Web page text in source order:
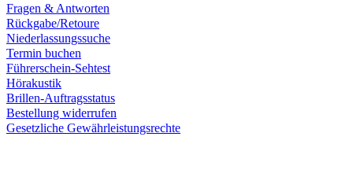
Fragen & Antworten
Rückgabe/Retoure
Niederlassungssuche
Termin buchen
Führerschein-Sehtest
Hörakustik
Brillen-Auftragsstatus
Bestellung widerrufen
Gesetzliche Gewährleistungsrechte